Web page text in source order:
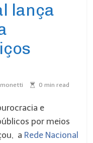
lança
0 min read
e
por meios
a Rede Nacional